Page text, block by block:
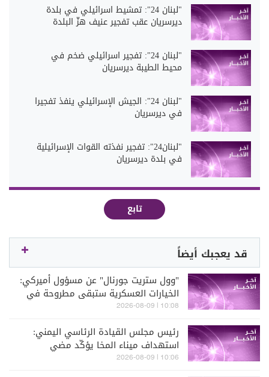
"لبنان 24": تمشيط اسرائيلي في بلدة
ديرسريان عقب تفجير عنيف هزّ البلدة
"لبنان 24": تفجير اسرائيلي ضخم في
محيط الطيبة ديرسريان
"لبنان 24": الجيش الإسرائيلي ينفذ تفجيرا
في ديرسريان
"لبنان24": تفجير نفذته القوات الإسرائيلية
في بلدة ديرسريان
تابع
قد يعجبك أيضاً
"وول ستريت جورنال" عن مسؤول أميركي:
الخيارات العسكرية ستبقى مطروحة في
حال عاودت إيران استهداف السفن
10:08 | 2026-08-09
رئيس مجلس القيادة الرئاسي اليمني:
استهداف ميناء المخا يؤكّد مضي
الحوثيين في حرب ممنهجة ضدّ مقدرات
10:06 | 2026-08-09